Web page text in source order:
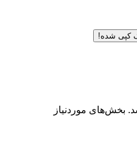
کپی شده!
بخش‌های موردنیاز